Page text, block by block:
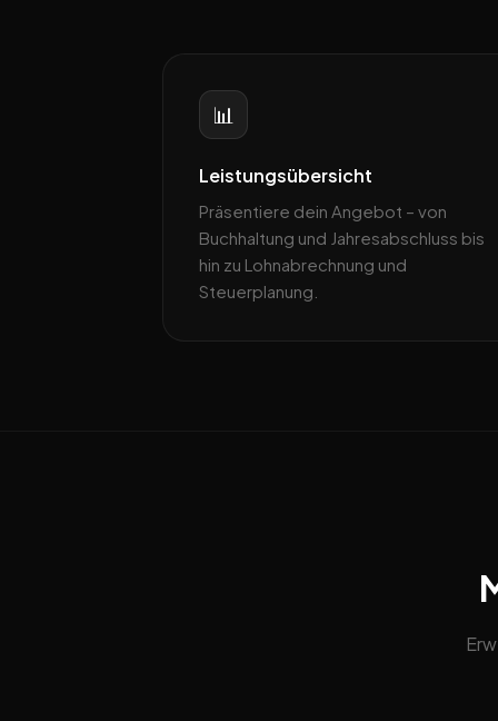
📊
Leistungsübersicht
Präsentiere dein Angebot – von
Buchhaltung und Jahresabschluss bis
hin zu Lohnabrechnung und
Steuerplanung.